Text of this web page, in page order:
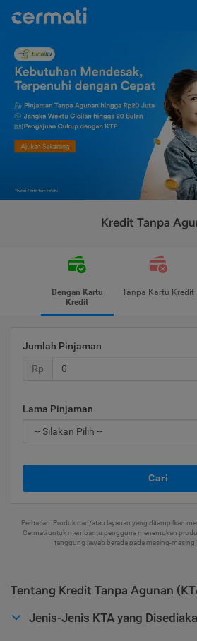
Kredit Tanpa
Dengan Kartu
Kredit
Tanpa Kartu Kredit
Jumlah Pinjaman
Rp
Lama Pinjaman
Cari
Perhatian: Produk dan/atau layanan yang ditampilkan
Cermati untuk membantu pengguna menemukan
tanggung jawab berada pada masing-masing
Tentang Kredit Tanpa Agunan
Jenis-Jenis KTA yang